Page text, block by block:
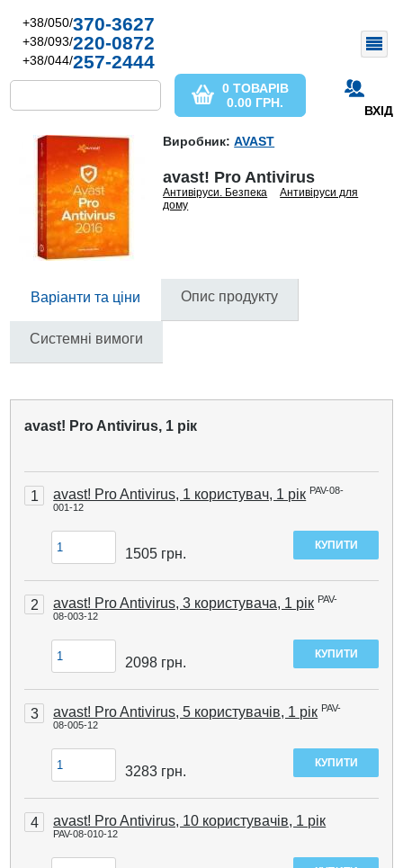
+38/050/370-3627
+38/093/220-0872
+38/044/257-2444
ВХІД
0 ТОВАРІВ
0.00 ГРН.
Виробник:AVAST
avast! Pro Antivirus
Антивіруси. Безпека
Антивіруси для
дому
Варіанти та ціни Опис продукту
Системні вимоги
avast! Pro Antivirus, 1 рік
1 avast! Pro Antivirus, 1 користувач, 1 рік PAV-08-
001-12
1505 грн.
2 avast! Pro Antivirus, 3 користувача, 1 рік PAV-
08-003-12
2098 грн.
3 avast! Pro Antivirus, 5 користувачів, 1 рік PAV-
08-005-12
3283 грн.
4 avast! Pro Antivirus, 10 користувачів, 1 рік
PAV-08-010-12